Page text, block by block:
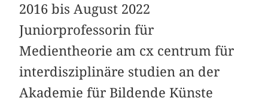
2016 bis August 2022
Juniorprofessorin für
Medientheorie am cx centrum für
interdisziplinäre studien an der
Akademie für Bildende Künste